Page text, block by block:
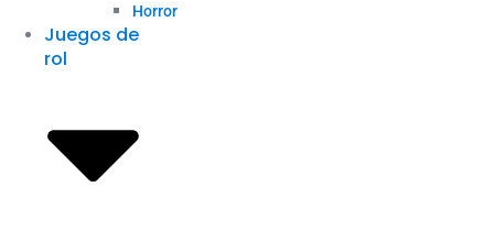
Horror
Juegos de
rol